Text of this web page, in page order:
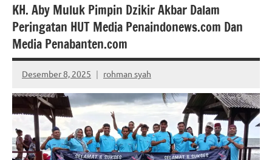
KH. Aby Muluk Pimpin Dzikir Akbar Dalam
Peringatan HUT Media Penaindonews.com Dan
Media Penabanten.com
Desember 8, 2025 rohman syah
No
comments